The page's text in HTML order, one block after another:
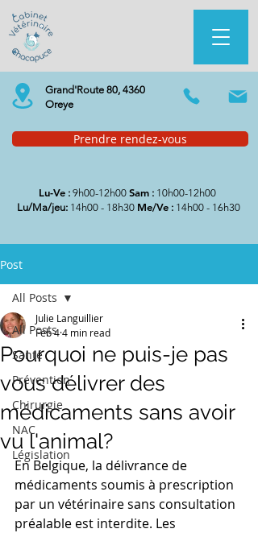
Grand'Route 80, 4360
Oreye
Prendre rendez-vous
Lu-Ve: 9h00-12h00 Sam: 10h00-12h00
Lu/Ma/jeu: 14h00 - 18h30 Me/Ve: 14h00 - 16h30
Post
All Posts
Santé
Prévention
Chirurgie
NAC
Législation
All Posts
Pourquoi ne puis-je pas
vous délivrer des
médicaments sans avoir
vu l'animal?
Julie Languillier
Feb 44 min read
En Belgique, la délivrance de
médicaments soumis à prescription
par un vétérinaire sans consultation
préalable est interdite. Les